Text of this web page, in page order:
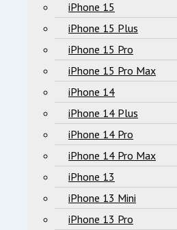
iPhone 15
iPhone 15 Plus
iPhone 15 Pro
iPhone 15 Pro Max
iPhone 14
iPhone 14 Plus
iPhone 14 Pro
iPhone 14 Pro Max
iPhone 13
iPhone 13 Mini
iPhone 13 Pro